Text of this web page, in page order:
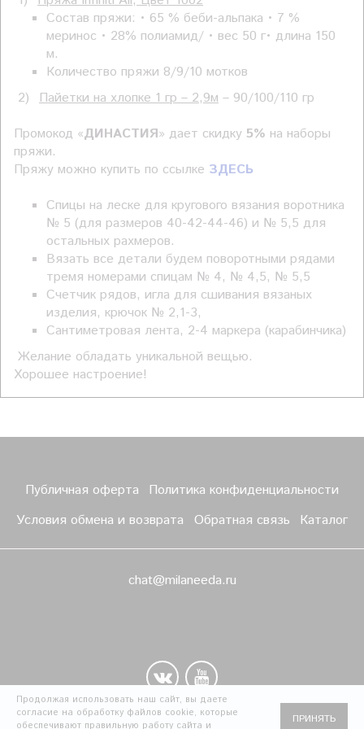
Состав пряжи: • 65 % беби-альпака • 7 %
меринос • 28% полиамид/ • вес 50 г• длина 150
м.
Количество пряжи 8/9/10 мотков
2) Пайетки на хлопке 1 гр – 2,9м – 90/100/110 гр
Промокод «ДИНАСТИЯ» дает скидку 5% на наборы
пряжи.
Пряжу можно купить по ссылке ЗДЕСЬ
Спицы на леске для кругового вязания воротника
№ 5 (для размеров 40-42-44-46) и № 5,5 для
остальных рахмеров.
Вязать все детали будем поворотными рядами
тремя номерами спицам № 4, № 4,5, № 5,5
Счетчик рядов, игла для сшивания вязаных
изделия, крючок № 2,1-3,
Сантиметровая лента, 2-4 маркера (карабинчика)
Желание обладать уникальной вещью.
Хорошее настроение!
Публичная оферта
Политика конфиденциальности
Условия обмена и возврата
Обратная связь Каталог
chat@milaneeda.ru
Продолжая использовать наш сайт, вы даете
согласие на обработку файлов cookie, которые
обеспечивают правильную работу сайта и
ПРИНЯТЬ